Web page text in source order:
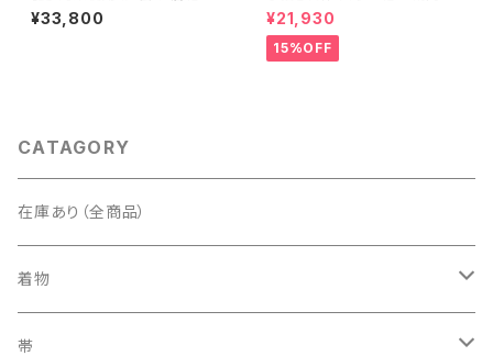
絹 紫 白 淡藤色 729
¥33,800
袷 正絹 サーモンピンク クリー
ム 白 桃花色 1434
¥21,930
15%OFF
CATAGORY
在庫あり（全商品）
着物
訪問着・付下げ
帯